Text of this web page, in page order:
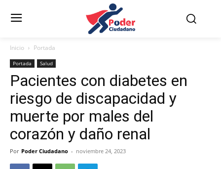
Inicio Portada
Portada Salud
Pacientes con diabetes en
riesgo de discapacidad y
muerte por males del
corazón y daño renal
Por Poder Ciudadano - noviembre 24, 2023